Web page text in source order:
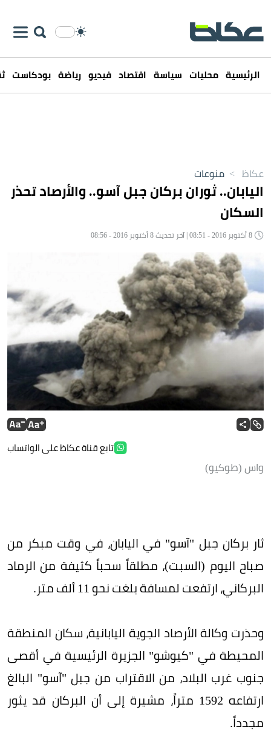
الرئيسية محليات سياسة اقتصاد فيديو رياضة بودكاست
عكاظ > منوعات
اليابان.. ثوران بركان جبل آسو.. والأرصاد تحذر
السكان
تابع قناة عكاظ على الواتساب
واس (طوكيو)
ثار بركان جبل "آسو" في اليابان، في وقت مبكر من
صباح اليوم (السبت)، مطلقاً سحباً كثيفة من الرماد
البركاني، ارتفعت لمسافة بلغت نحو 11 ألف متر.
وحذرت وكالة الأرصاد الجوية اليابانية، سكان المنطقة
المحيطة في "كيوشو" الجزيرة الرئيسية في أقصى
جنوب غرب البلاد، من الاقتراب من جبل "آسو" البالغ
ارتفاعه 1592 متراً، مشيرة إلى أن البركان قد يثور
مجدداً.